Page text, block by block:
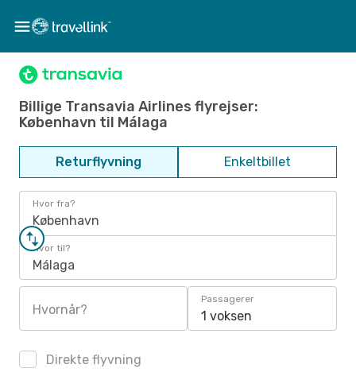
Billige Transavia Airlines flyrejser:
København til Málaga
Returflyvning Enkeltbillet
Hvor fra?
København
Hvor til?
Málaga
Hvornår?
Passagerer
1 voksen
Direkte flyvning